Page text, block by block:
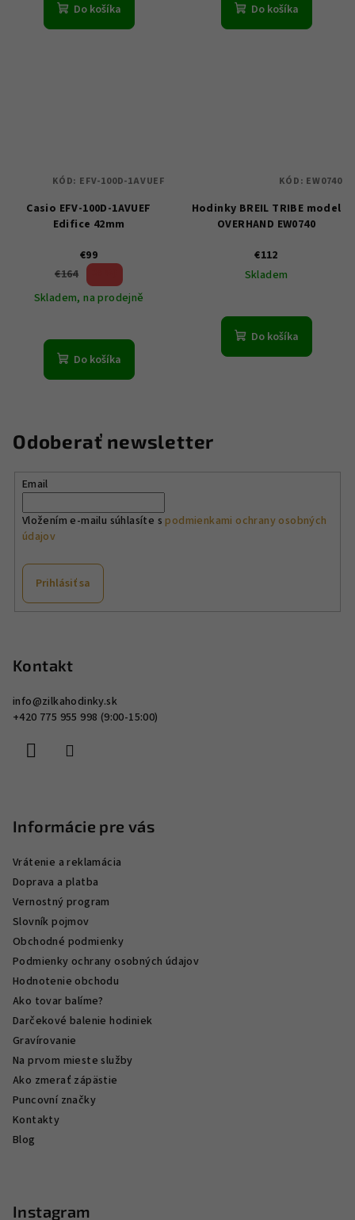
Do košíka Do košíka
Casio EFV-100D-1AVUEF
Edifice 42mm
€99
€164
Skladem, na prodejně
Do košíka
KÓD: EFV-100D-1AVUEF
Hodinky BREIL TRIBE model
OVERHAND EW0740
€112
Skladem
Do košíka
KÓD: EW0740
Odoberať newsletter
Email
Vložením e-mailu súhlasíte spodmienkami ochrany osobných
údajov
Prihlásiť sa
Kontakt
info@zilkahodinky.sk
+420 775 955 998 (9:00-15:00)
Informácie pre vás
Vrátenie a reklamácia
Doprava a platba
Vernostný program
Slovník pojmov
Obchodné podmienky
Podmienky ochrany osobných údajov
Hodnotenie obchodu
Ako tovar balíme?
Darčekové balenie hodiniek
Gravírovanie
Na prvom mieste služby
Ako zmerať zápästie
Puncovní značky
Kontakty
Blog
Instagram